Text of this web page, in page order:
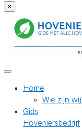
×
Home
Wie zijn
Gids
Hoveniersbedrijf